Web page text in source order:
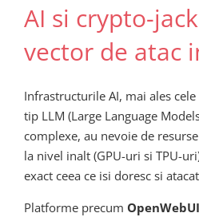
AI si crypto-
vector de atac
Infrastructurile AI, mai ales
tip LLM (Large Language
complexe, au nevoie de
la nivel inalt (GPU-uri si TPU-
exact ceea ce isi doresc si
Platforme precum OpenWebUI